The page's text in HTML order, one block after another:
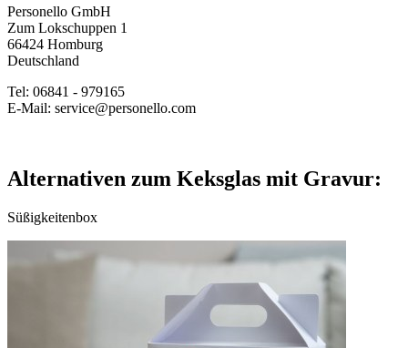
Personello GmbH
Zum Lokschuppen 1
66424 Homburg
Deutschland
Tel: 06841 - 979165
E-Mail: service@personello.com
Alternativen zum Keksglas mit Gravur:
Süßigkeitenbox